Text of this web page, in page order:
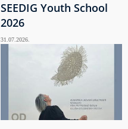
SEEDIG Youth School
2026
31.07.2026.